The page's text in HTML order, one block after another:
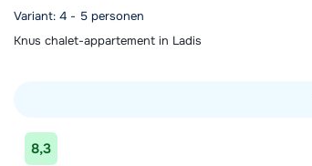
Variant: 4 - 5 personen
Knus chalet-appartement in Ladis
Bekijk accommodatie
8,3